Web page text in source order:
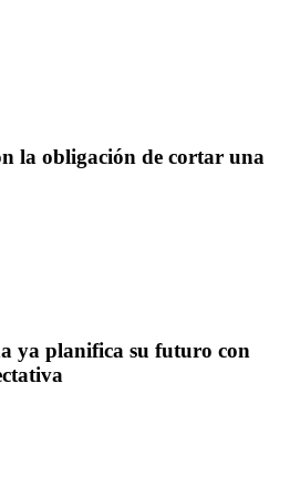
la obligación de cortar una
ya planifica su futuro con